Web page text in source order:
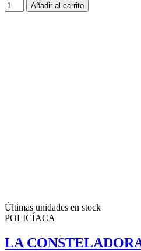
Añadir al carrito
Últimas unidades en stock
POLICÍACA
LA